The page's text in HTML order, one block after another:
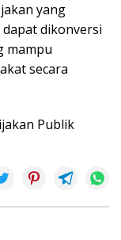
yang
dikonversi
mampu
secara
Publik